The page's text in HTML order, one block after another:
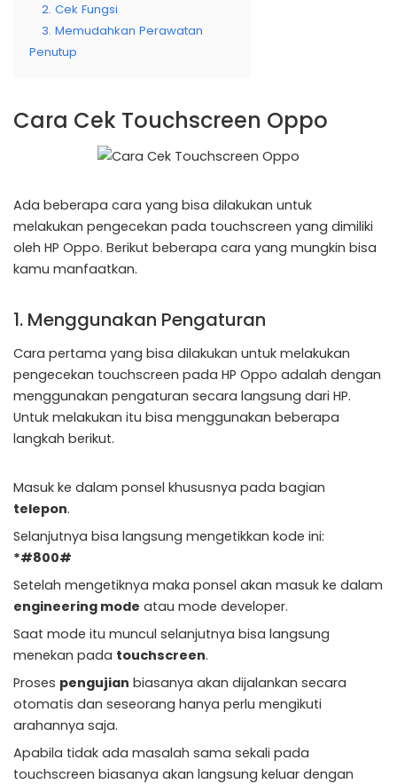
2. Cek Fungsi
3. Memudahkan Perawatan
Penutup
Cara Cek Touchscreen Oppo
Ada beberapa cara yang bisa dilakukan untuk
melakukan pengecekan pada touchscreen yang dimiliki
oleh HP Oppo. Berikut beberapa cara yang mungkin bisa
kamu manfaatkan.
1. Menggunakan Pengaturan
Cara pertama yang bisa dilakukan untuk melakukan
pengecekan touchscreen pada HP Oppo adalah dengan
menggunakan pengaturan secara langsung dari HP.
Untuk melakukan itu bisa menggunakan beberapa
langkah berikut.
Masuk ke dalam ponsel khususnya pada bagian
telepon.
Selanjutnya bisa langsung mengetikkan kode ini:
*#800#
Setelah mengetiknya maka ponsel akan masuk ke dalam
engineering mode atau mode developer.
Saat mode itu muncul selanjutnya bisa langsung
menekan pada touchscreen.
Proses pengujian biasanya akan dijalankan secara
otomatis dan seseorang hanya perlu mengikuti
arahannya saja.
Apabila tidak ada masalah sama sekali pada
touchscreen biasanya akan langsung keluar dengan